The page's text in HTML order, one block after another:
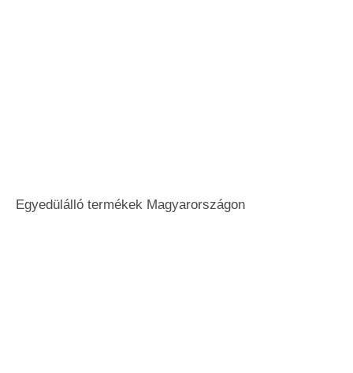
Egyedülálló termékek Magyarországon